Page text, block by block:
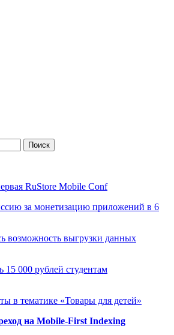
RuStore Mobile Conf
за монетизацию приложений в 6
возможность выгрузки данных
15 000 рублей студентам
в тематике «Товары для детей»
на Mobile-First Indexing